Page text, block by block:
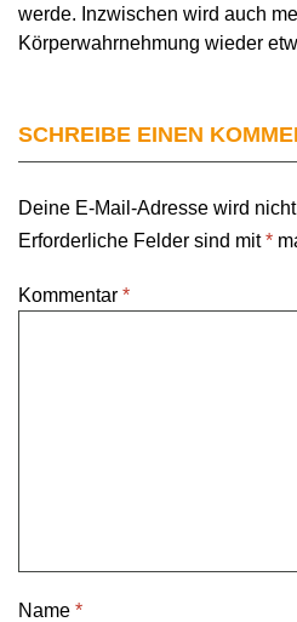
werde. Inzwischen wird auch
Körperwahrnehmung wieder
SCHREIBE EINEN
Deine E-Mail-Adresse wird
Erforderliche Felder sind mit*
Kommentar *
Name *